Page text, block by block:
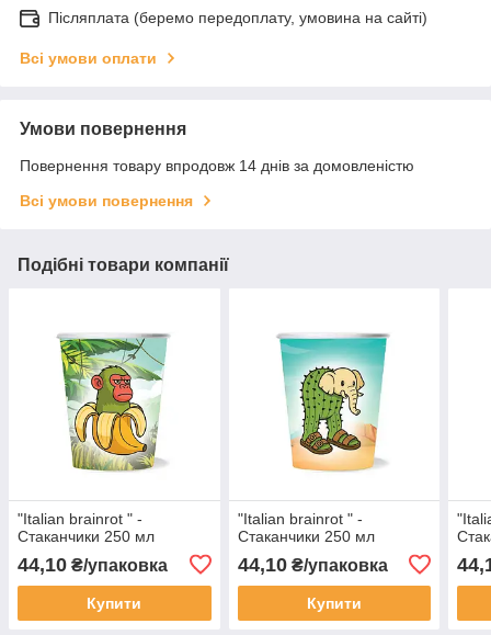
Післяплата (беремо передоплату, умовина на сайті)
Всі умови оплати
Умови повернення
Повернення товару впродовж 14 днів за домовленістю
Всі умови повернення
Подібні товари компанії
"Italian brainrot " -
Стаканчики 250 мл
44,10 ₴/упаковка
Купити
"Italian brainrot " -
Стаканчики 250 мл
44,10₴/упаковка
Купити